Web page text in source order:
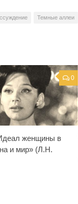
Темные аллеи
0
женщины в
и мир» (Л.Н.